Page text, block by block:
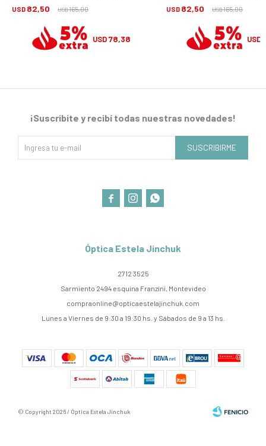
USD 82,50 USD165,00
USD 78,38
USD 82,50 USD165,00
USD
Óptica Estela Jinchuk
2712 3525
Sarmiento 2494 esquina Franzini, Montevideo
compraonline@opticaestelajinchuk.com
Lunes a Viernes de 9:30 a 19:30 hs. y Sábados de 9 a 13 hs.
¡Suscribite y recibí todas nuestras novedades!
SUSCRIBIRME
  
© Copyright 2026 / Óptica Estela Jinchuk